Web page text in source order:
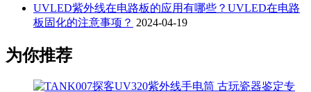
UVLED紫外线在电路板的应用有哪些？UVLED在电路
板固化的注意事项？ 2024-04-19
为你推荐